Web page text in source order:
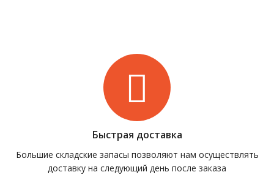
Быстрая доставка
Большие складские запасы позволяют нам осуществлять
доставку на следующий день после заказа